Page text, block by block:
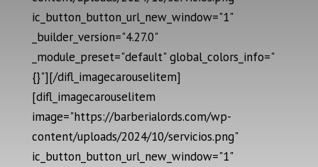
ic_button_button_url_new_window="1"
_builder_version="4.27.0"
_module_preset="default" global_colors_info="
{}"][/difl_imagecarouselitem]
[difl_imagecarouselitem
image="https://barberialords.com/wp-
content/uploads/2024/10/servicios.png"
ic_button_button_url_new_window="1"